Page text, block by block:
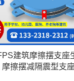
建筑摩擦摆支座
摩擦摆减隔震型支